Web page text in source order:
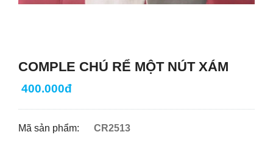
COMPLE CHÚ RỂ MỘT NÚT XÁM
400.000đ
Mã sản phẩm:
CR2513